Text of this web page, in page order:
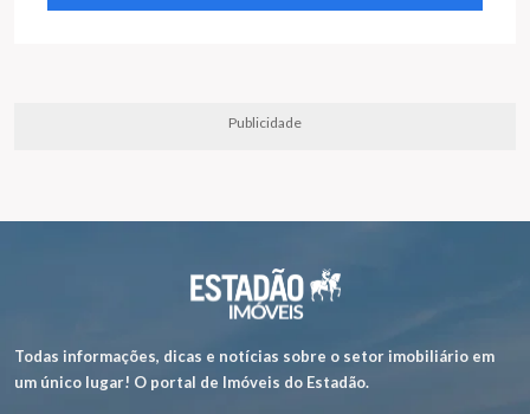
Publicidade
Todas informações, dicas e notícias sobre o setor imobiliário em
um único lugar! O portal de Imóveis do Estadão.